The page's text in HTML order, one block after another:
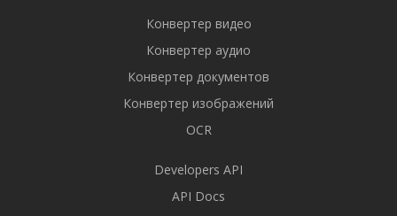
Конвертер видео
Конвертер аудио
Конвертер документов
Конвертер изображений
OCR
Developers API
API Docs